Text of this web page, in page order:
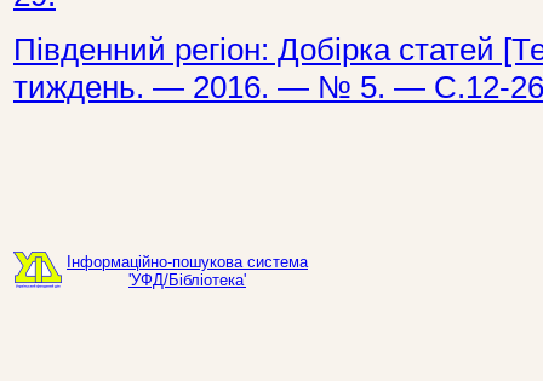
Південний регіон: Добірка статей
тиждень. — 2016. — № 5. — С.12-
Інформаційно-пошукова система
'УФД/Бібліотека'